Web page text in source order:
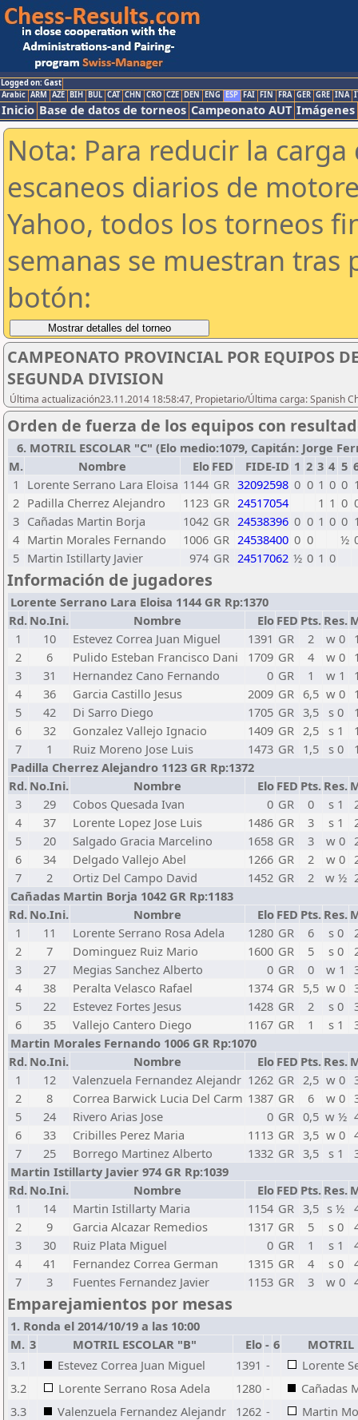
Logged on: Gast
Arabic ARM AZE BIH BUL CAT CHN CRO CZE DEN ENG ESP FAI FIN FRA GER GRE INA
Inicio Base de datos de torneos Campeonato AUT Imágenes
Nota: Para reducir la
escaneos diarios de
Yahoo, todos los torneos
semanas se muestran tras
botón:
CAMPEONATO PROVINCIAL POR EQUIPOS
SEGUNDA DIVISION
Última actualización23.11.2014 18:58:47, Propietario/Última carga: Spanish
Orden de fuerza de los equipos con
6. MOTRIL ESCOLAR "C" (Elo medio:1079, Capitán: Jorge
M.
Nombre Elo FED FIDE-ID 1 2 3 4 5
1
Lorente Serrano Lara Eloisa 1144 GR 32092598 0 0 1 0 0
2 Padilla Cherrez Alejandro 1123 GR 24517054 1 1 0
3 Cañadas Martin Borja 1042 GR 24538396 0 0 1 0 0
4 Martin Morales Fernando 1006 GR 24538400 0 0 ½
5 Martin Istillarty Javier 974 GR 24517062 ½ 0 1 0
Información de jugadores
Lorente Serrano Lara Eloisa 1144 GR Rp:1370
Rd. No.Ini. Nombre Elo FED Pts. Res.
1
10 Estevez Correa Juan Miguel 1391 GR 2 w 0
2
6 Pulido Esteban Francisco Dani 1709 GR 4 w 0
3
31 Hernandez Cano Fernando 0 GR 1 w 1
4
36 Garcia Castillo Jesus 2009 GR 6,5 w 0
5
42 Di Sarro Diego 1705 GR 3,5 s 0
6
32 Gonzalez Vallejo Ignacio 1409 GR 2,5 s 1
7
1 Ruiz Moreno Jose Luis 1473 GR 1,5 s 0
Padilla Cherrez Alejandro 1123 GR Rp:1372
Rd. No.Ini. Nombre Elo FED Pts. Res.
3
29 Cobos Quesada Ivan 0 GR 0 s 1
4
37 Lorente Lopez Jose Luis 1486 GR 3 s 1
5
20 Salgado Gracia Marcelino 1658 GR 3 w 0
6
34 Delgado Vallejo Abel 1266 GR 2 w 0
7
2 Ortiz Del Campo David 1452 GR 2 w ½
Cañadas Martin Borja 1042 GR Rp:1183
Rd. No.Ini. Nombre Elo FED Pts. Res.
1
11 Lorente Serrano Rosa Adela 1280 GR 6 s 0
2
7 Dominguez Ruiz Mario 1600 GR 5 s 0
3
27 Megias Sanchez Alberto 0 GR 0 w 1
4
38 Peralta Velasco Rafael 1374 GR 5,5 w 0
5
22 Estevez Fortes Jesus 1428 GR 2 s 0
6
35 Vallejo Cantero Diego 1167 GR 1 s 1
Martin Morales Fernando 1006 GR Rp:1070
Rd. No.Ini. Nombre Elo FED Pts. Res.
1
12 Valenzuela Fernandez Alejandr 1262 GR 2,5 w 0
2
8 Correa Barwick Lucia Del Carm 1387 GR 6 w 0
5
24 Rivero Arias Jose 0 GR 0,5 w ½
6
33 Cribilles Perez Maria 1113 GR 3,5 w 0
7
25 Borrego Martinez Alberto 1332 GR 3,5 s 1
Martin Istillarty Javier 974 GR Rp:1039
Rd. No.Ini. Nombre Elo FED Pts. Res.
1
14 Martin Istillarty Maria 1154 GR 3,5 s ½
2
9 Garcia Alcazar Remedios 1317 GR 5 s 0
3
30 Ruiz Plata Miguel 0 GR 1 s 1
4
41 Fernandez Correa German 1315 GR 4 s 0
7
3 Fuentes Fernandez Javier 1153 GR 3 w 0
Emparejamientos por mesas
1. Ronda el 2014/10/19 a las 10:00
M. 3 MOTRIL ESCOLAR "B" Elo - 6
MOTRIL
3.1
Estevez Correa Juan Miguel 1391 -
Lorente
3.2
Lorente Serrano Rosa Adela 1280 -
Cañadas
3.3
Valenzuela Fernandez Alejandr 1262 -
Martin